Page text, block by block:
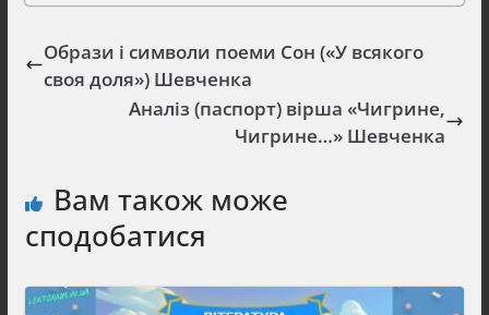
Образи і символи поеми Сон («У всякого
своя доля») Шевченка
Аналіз (паспорт) вірша «Чигрине,
Чигрине…» Шевченка
Вам також може
сподобатися